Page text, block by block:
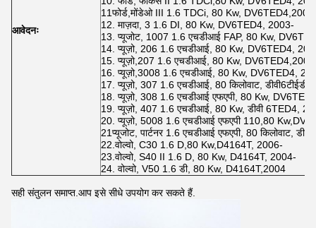
आवेदनः
11फोर्ड,मोंडेओ III 1.6 TDCi, 80 Kw,
12. माज़दा, 3 1.6 DI, 80 Kw, DV6TED4, 2003-
13. प्यूजोट, 1007 1.6 एचडीआई FAP, 80 Kw,
14. प्यूज़ो, 206 1.6 एचडीआई, 80 Kw, DV6TED4,
15. प्यूज़ो,207 1.6 एचडीआई, 80 Kw,
16. प्यूज़ो,3008 1.6 एचडीआई, 80 Kw, DV6TED4,
17. प्यूज़ो, 307 1.6 एचडीआई, 80 किलोवाट,
18. प्यूज़ो, 308 1.6 एचडीआई एफएपी, 80 Kw,
19. प्यूज़ो, 407 1.6 एचडीआई, 80 Kw, डीवी 6TED4,
20. प्यूज़ो, 5008 1.6 एचडीआई एफएपी 110,80
21प्यूजोट, पार्टनर 1.6 एचडीआई एफएपी, 80 किलोवाट,
22.वोल्वो, C30 1.6 D,80 Kw,D4164T, 2006-
23.वोल्वो, S40 II 1.6 D, 80 Kw, D4164T, 2004-
24. वोल्वो, V50 1.6 डी, 80 Kw, D4164T,2004
सही संतुलन समाप्त.आप इसे सीधे उपयोग कर सकते हैं.